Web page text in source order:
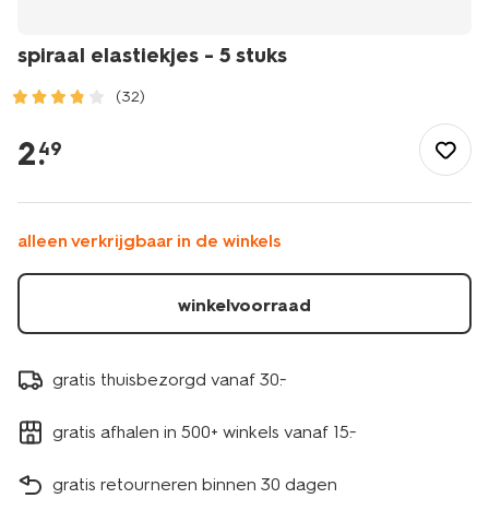
spiraal elastiekjes - 5 stuks
(32)
gezond/persoonlijke-
verzorging/haarverzorging/haaraccessoires/elastiekjes/
-
-5-
stuks-
11870032.html
2.
49
alleen verkrijgbaar in de winkels
winkelvoorraad
gratis thuisbezorgd vanaf 30.-
gratis afhalen in 500+ winkels vanaf 15.-
gratis retourneren binnen 30 dagen